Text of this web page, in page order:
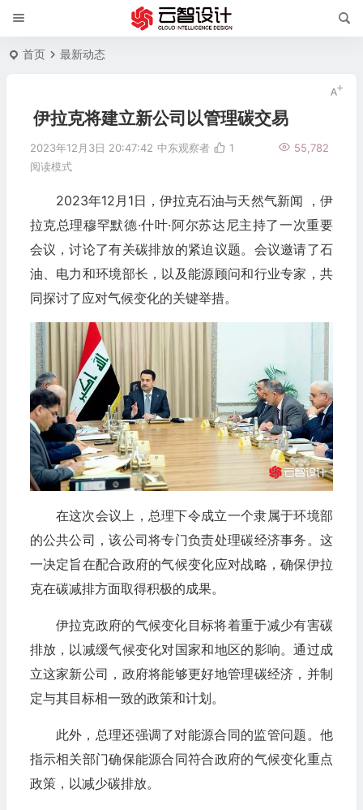
首页 最新动态
伊拉克将建立新公司以管理碳交易
2023年12月3日 20:47:42 中东观察者 55,782
1
阅读模式
2023年12月1日，伊拉克石油与天然气新闻 ，伊
拉克总理穆罕默德·什叶·阿尔苏达尼主持了一次重要
会议，讨论了有关碳排放的紧迫议题。会议邀请了石
油、电力和环境部长，以及能源顾问和行业专家，共
同探讨了应对气候变化的关键举措。
在这次会议上，总理下令成立一个隶属于环境部
的公共公司，该公司将专门负责处理碳经济事务。这
一决定旨在配合政府的气候变化应对战略，确保伊拉
克在碳减排方面取得积极的成果。
伊拉克政府的气候变化目标将着重于减少有害碳
排放，以减缓气候变化对国家和地区的影响。通过成
立这家新公司，政府将能够更好地管理碳经济，并制
定与其目标相一致的政策和计划。
此外，总理还强调了对能源合同的监管问题。他
指示相关部门确保能源合同符合政府的气候变化重点
政策，以减少碳排放。